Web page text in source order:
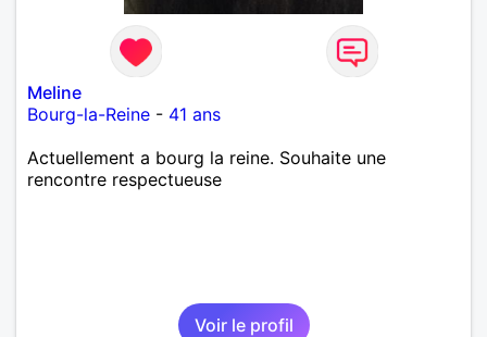
Meline
Bourg-la-Reine - 41 ans
Actuellement a bourg la reine. Souhaite une
rencontre respectueuse
Voir le profil